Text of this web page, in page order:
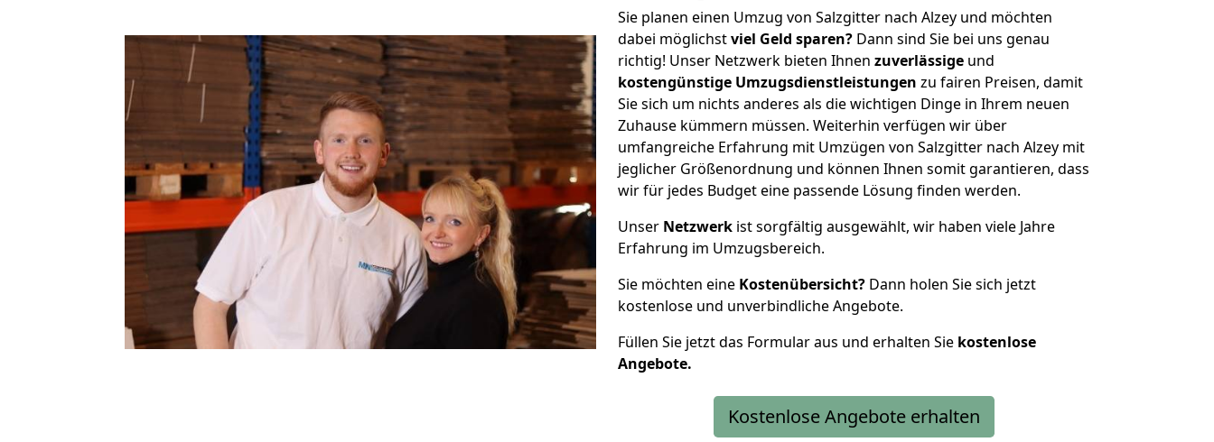
Sie planen einen Umzug von Salzgitter nach Alzey und möchten
dabei möglichstviel Geld sparen? Dann sind Sie bei uns genau
richtig! Unser Netzwerk bieten Ihnen zuverlässige und
kostengünstige Umzugsdienstleistungen zu fairen Preisen, damit
Sie sich um nichts anderes als die wichtigen Dinge in Ihrem neuen
Zuhause kümmern müssen. Weiterhin verfügen wir über
umfangreiche Erfahrung mit Umzügen von Salzgitter nach Alzey mit
jeglicher Größenordnung und können Ihnen somit garantieren, dass
wir für jedes Budget eine passende Lösung finden werden.
Unser Netzwerk ist sorgfältig ausgewählt, wir haben viele Jahre
Erfahrung im Umzugsbereich.
Sie möchten eine Kostenübersicht? Dann holen Sie sich jetzt
kostenlose und unverbindliche Angebote.
Füllen Sie jetzt das Formular aus und erhalten Sie kostenlose
Angebote.
Kostenlose Angebote erhalten